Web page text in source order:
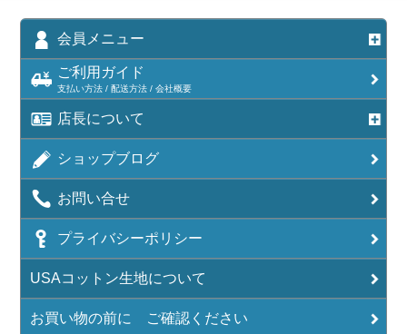
会員メニュー
ご利用ガイド
支払い方法 / 配送方法 / 会社概要
店長について
ショップブログ
お問い合せ
プライバシーポリシー
USAコットン生地について
お買い物の前に ご確認ください